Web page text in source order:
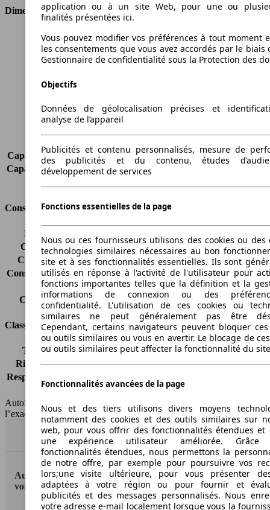
Dimensions
Longueur
4408 mm
Hauteur
1823 mm
Largeur
1793 mm
Poids maximum
Charge maximale
674 kg
Portes
Capacité de remorquage (sans freins) 690 kg
Capacité de remorquage (avec freins)
Consommation
Émissions de CO2*
Consommation (ville)
6.6 l/100km
Consommation (route)
5.2 l/100km
Consommation (combinée)* 5.7 l/100km
Classe d'émissions
Euro 5
Capacité du réservoir
60 l
Classes d'assurance
Tous risques
-
Risques partiels
-
Responsabilité civile
HSN/TSN
n.c./n.c.
AutoScout24 France SAS décline toute responsabilité concernant
l''exactitude des indications fournies.
Haut
AutoScout24: la plus grande plateforme en ligne de
voitures en Europe
application ou à un site Web, pour une ou
finalités présentées ici.
Vous pouvez modifier vos préférences à tout moment
les consentements que vous avez accordés par le biais
Gestionnaire de confidentialité sous la Protection des
Objectifs
Données de géolocalisation précises et
analyse de l’appareil
Publicités et contenu personnalisés, mesure de
des publicités et du contenu, études
développement de services
Fonctions essentielles de la page
Nous ou ces fournisseurs utilisons des cookies ou des
technologies similaires nécessaires au bon
site et à ses fonctionnalités essentielles. Ils sont
utilisés en réponse à l'activité de l'utilisateur pour
fonctions importantes telles que la définition et la
informations de connexion ou des
confidentialité. L'utilisation de ces cookies ou
similaires ne peut généralement pas être
Cependant, certains navigateurs peuvent bloquer ces
ou outils similaires ou vous en avertir. Le blocage de
ou outils similaires peut affecter la fonctionnalité du
Fonctionnalités avancées de la page
Nous et des tiers utilisons divers moyens
notamment des cookies et des outils similaires sur
web, pour vous offrir des fonctionnalités étendues et
une expérience utilisateur améliorée.
fonctionnalités étendues, nous permettons la
de notre offre, par exemple pour poursuivre vos
lors;une visite ultérieure, pour vous présenter
adaptées à votre région ou pour fournir et
publicités et des messages personnalisés. Nous
votre adresse e-mail localement lorsque vous la